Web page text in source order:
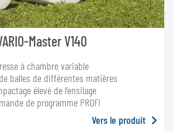
Master V140
à chambre variable
balles de différentes matières
élevé de l’ensilage
de programme PROFI
Vers le produit